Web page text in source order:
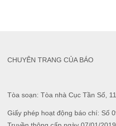
Tòa soạn: Tòa nhà Cục Tần Số,
Giấy phép hoạt động báo chí: Số
CHUYÊN TRANG CỦA BÁO